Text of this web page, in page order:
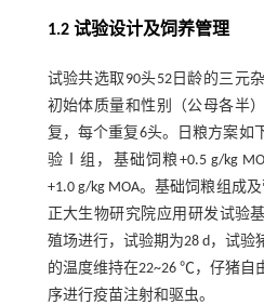
1.2 试验设计及饲养管理
试验共选取90头52日龄的三元
初始体质量和性别（公母各半
复，每个重复6头。日粮方案如
验Ⅰ组，基础饲粮+0.5 g/kg
+1.0 g/kg MOA。基础饲粮组成
正大生物研究院应用研发试验
殖场进行，试验期为28 d，试验
的温度维持在22~26 ℃，仔猪自
序进行疫苗注射和驱虫。